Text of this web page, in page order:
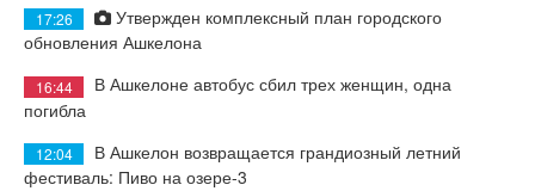
17:26
Утвержден комплексный план городского
обновления Ашкелона
16:44
В Ашкелоне автобус сбил трех женщин, одна
погибла
12:04
В Ашкелон возвращается грандиозный летний
фестиваль: Пиво на озере-3